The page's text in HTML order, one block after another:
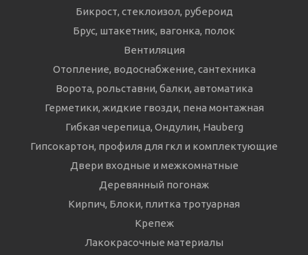
Бикрост, стеклоизол, рубероид
Брус, штакетник, вагонка, полок
Вентиляция
Отопление, водоснабжение, сантехника
Ворота, рольставни, балки, автоматика
Герметики, жидкие гвозди, пена монтажная
Гибкая черепица, Ондулин, Hauberg
Гипсокартон, профиля для гкл и комплектующие
Двери входные и межкомнатные
Деревянный погонаж
Кирпич, Блоки, плитка тротуарная
Крепеж
Лакокрасочные материалы